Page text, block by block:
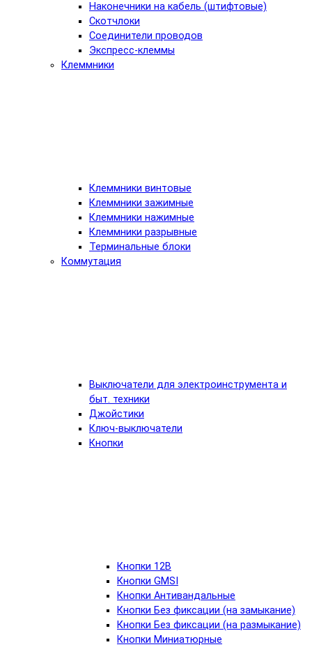
Наконечники на кабель (штифтовые)
Скотчлоки
Соединители проводов
Экспресс-клеммы
Клеммники
Клеммники винтовые
Клеммники зажимные
Клеммники нажимные
Клеммники разрывные
Терминальные блоки
Коммутация
Выключатели для электроинструмента и
быт. техники
Джойстики
Ключ-выключатели
Кнопки
Кнопки 12В
Кнопки GMSI
Кнопки Антивандальные
Кнопки Без фиксации (на замыкание)
Кнопки Без фиксации (на размыкание)
Кнопки Миниатюрные